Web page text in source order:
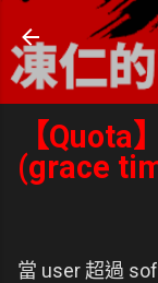
凍仁
- https://
【Quota
(grace
當 user 超過